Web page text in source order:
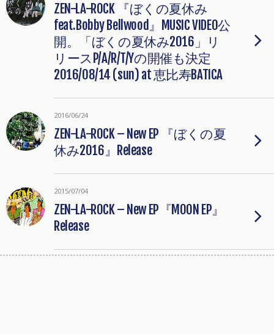
ZEN-LA-ROCK 『ぼくの夏休み
feat.Bobby Bellwood』MUSIC VIDEO公
開。「ぼくの夏休み2016」リ
リースP/A/R/T/Yの開催も決定
2016/08/14 (sun) at 恵比寿BATICA
2016/06/24
ZEN-LA-ROCK – New EP 『ぼくの夏
休み2016』Release
2015/07/04
ZEN-LA-ROCK – New EP『MOON EP』
Release